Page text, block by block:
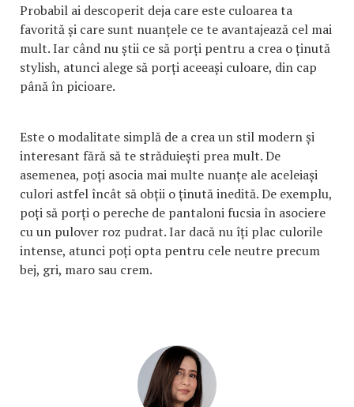
Probabil ai descoperit deja care este culoarea ta
favorită și care sunt nuanțele ce te avantajează cel mai
mult. Iar când nu știi ce să porți pentru a crea o ținută
stylish, atunci alege să porți aceeași culoare, din cap
până în picioare.
Este o modalitate simplă de a crea un stil modern și
interesant fără să te străduiești prea mult. De
asemenea, poți asocia mai multe nuanțe ale aceleiași
culori astfel încât să obții o ținută inedită. De exemplu,
poți să porți o pereche de pantaloni fucsia în asociere
cu un pulover roz pudrat. Iar dacă nu îți plac culorile
intense, atunci poți opta pentru cele neutre precum
bej, gri, maro sau crem.